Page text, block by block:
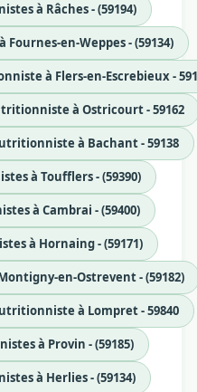
à Râches - (59194)
en-Weppes - (59134)
à Flers-en-Escrebieux -
à Ostricourt - 59162
à Bachant - 59138
à Toufflers - (59390)
à Cambrai - (59400)
à Hornaing - (59171)
en-Ostrevent - (59182)
à Lompret - 59840
à Provin - (59185)
à Herlies - (59134)